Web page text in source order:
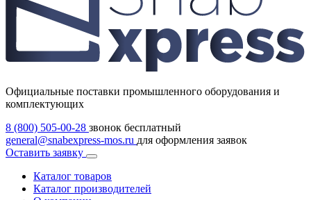
Официальные поставки промышленного оборудования и
комплектующих
8 (800) 505-00-28 звонок бесплатный
general@snabexpress-mos.ru для оформления заявок
Оставить заявку
Каталог товаров
Каталог производителей